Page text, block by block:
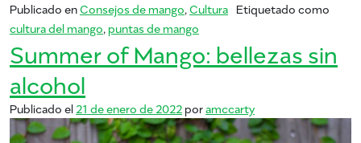
Publicado enConsejos de mango, Cultura Etiquetado como
cultura del mango, puntas de mango
Summer of Mango: bellezas sin
alcohol
Publicado el 21 de enero de 2022poramccarty